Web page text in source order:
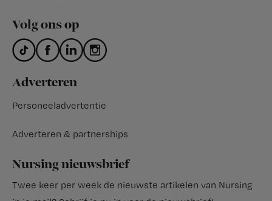
Volg ons op
Adverteren
Personeeladvertentie
Adverteren & partnerships
Nursing nieuwsbrief
Twee keer per week de nieuwste artikelen van Nursing